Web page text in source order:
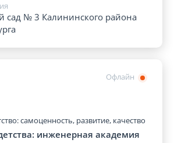
сад № 3 Калининского района
Офлайн
самоценность, развитие, качество
инженерная академия